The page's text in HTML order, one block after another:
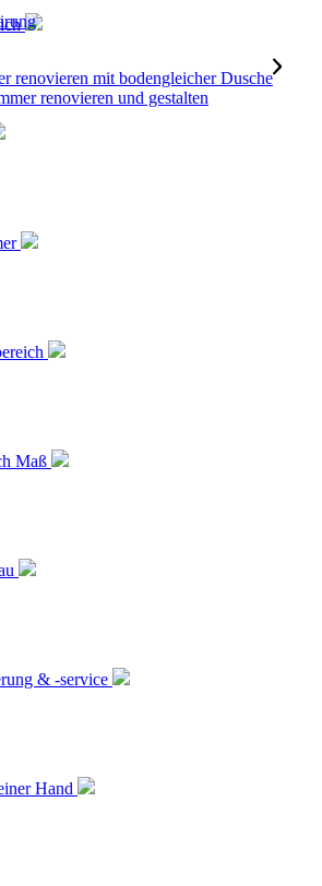
Maß
& -service
Hand
renovieren mit bodengleicher Dusche
renovieren und gestalten